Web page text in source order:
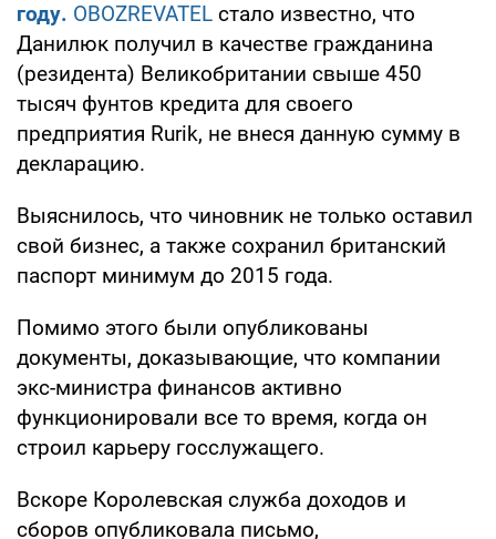
году. OBOZREVATEL стало известно, что
Данилюк получил в качестве гражданина
(резидента) Великобритании свыше 450
тысяч фунтов кредита для своего
предприятия Rurik, не внеся данную сумму в
декларацию.
Выяснилось, что чиновник не только оставил
свой бизнес, а также сохранил британский
паспорт минимум до 2015 года.
Помимо этого были опубликованы
документы, доказывающие, что компании
экс-министра финансов активно
функционировали все то время, когда он
строил карьеру госслужащего.
Вскоре Королевская служба доходов и
сборов опубликовала письмо,